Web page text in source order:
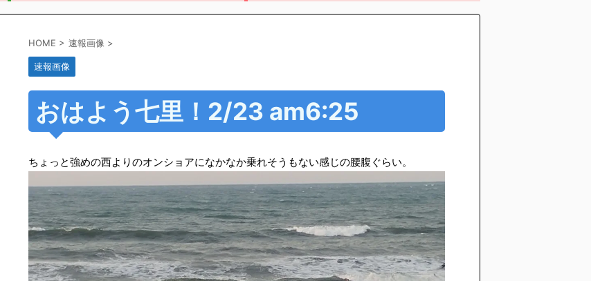
HOME > 速報画像 >
速報画像
おはよう七里！2/23 am6:25
ちょっと強めの西よりのオンショアになかなか乗れそうもない感じの腰腹ぐらい。